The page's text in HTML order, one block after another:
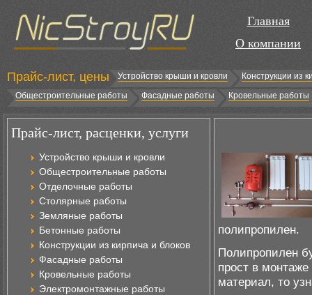
Главная
О компании
Прайс-лист, цены Устройство крыши и кровли
Конструкции из
Общестроительные работы
Фасадные работы Кровельные работы
Прайс-лист, расценки, услуги
Устройство крыши и кровли
Общестроительные работы
Отделочные работы
Столярные работы
Земляные работы
Бетонные работы
Конструкции из кирпича и блоков
Фасадные работы
Кровельные работы
Электромонтажные работы
полипропилен.
Полипропилен
прост в
материал, то